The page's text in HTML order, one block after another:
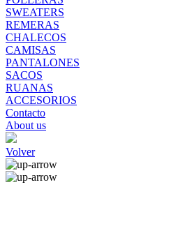
SWEATERS
REMERAS
CHALECOS
CAMISAS
PANTALONES
SACOS
RUANAS
ACCESORIOS
Contacto
About us
Volver